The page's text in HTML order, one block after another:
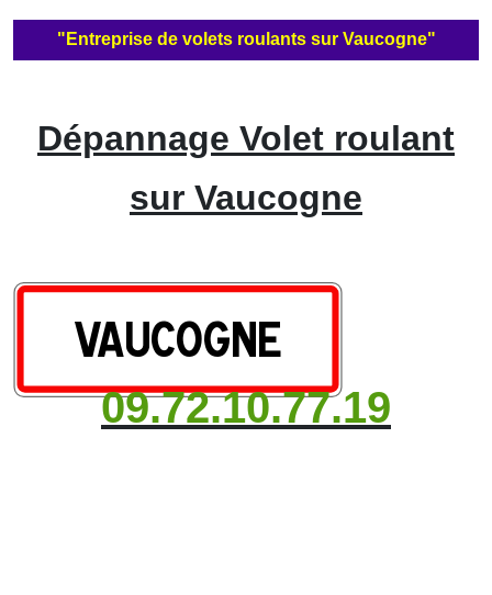
"Entreprise de volets roulants sur Vaucogne"
Dépannage Volet roulant
sur Vaucogne
09.72.10.77.19